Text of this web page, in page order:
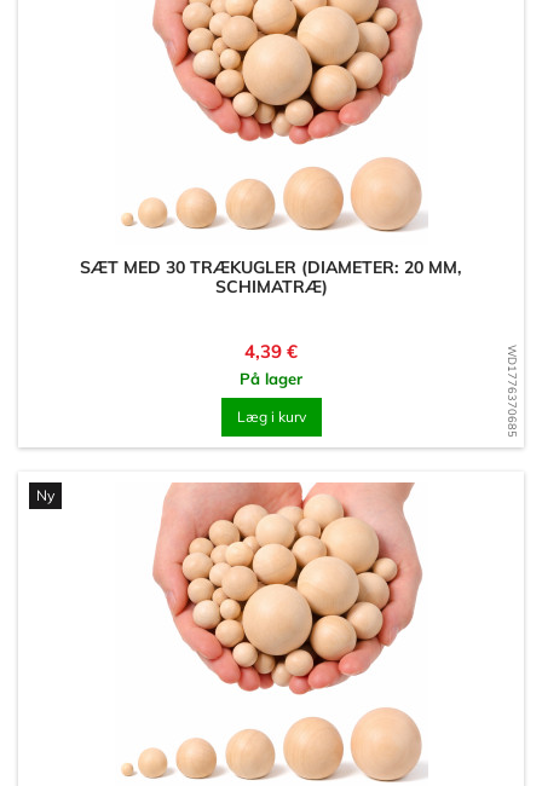
WD1776370685
SÆT MED 30 TRÆKUGLER (DIAMETER: 20 MM,
SCHIMATRÆ)
Pris
4,39 €
På lager
Læg i kurv
Ny